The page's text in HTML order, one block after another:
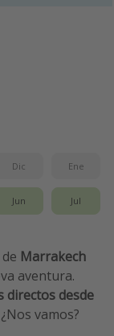
Dic Ene
Jun Jul
Marrakech
aventura.
directos desde
vamos?